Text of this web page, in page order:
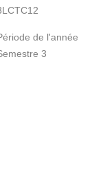
de l'année
3